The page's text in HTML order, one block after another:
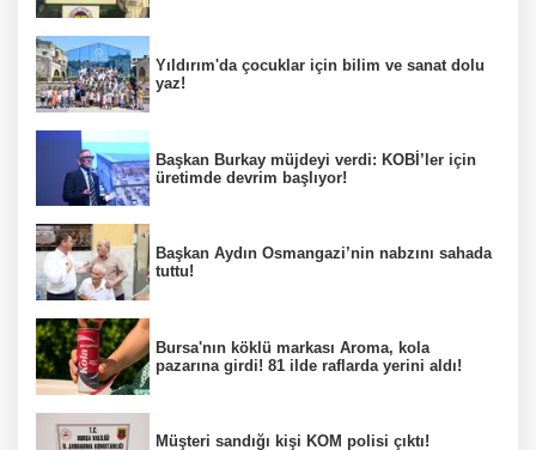
Yıldırım'da çocuklar için bilim ve sanat dolu
yaz!
Başkan Burkay müjdeyi verdi: KOBİ’ler için
üretimde devrim başlıyor!
Başkan Aydın Osmangazi’nin nabzını sahada
tuttu!
Bursa'nın köklü markası Aroma, kola
pazarına girdi! 81 ilde raflarda yerini aldı!
Müşteri sandığı kişi KOM polisi çıktı!